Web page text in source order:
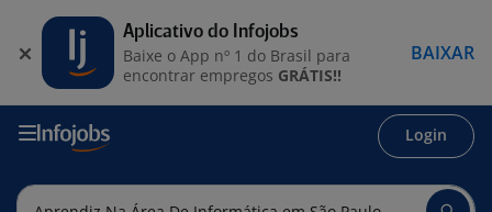
Login
Aplicativo do Infojobs
Baixe o App nº 1 do Brasil para
encontrar empregos GRÁTIS!!
BAIXAR